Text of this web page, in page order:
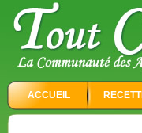
ACCUEIL